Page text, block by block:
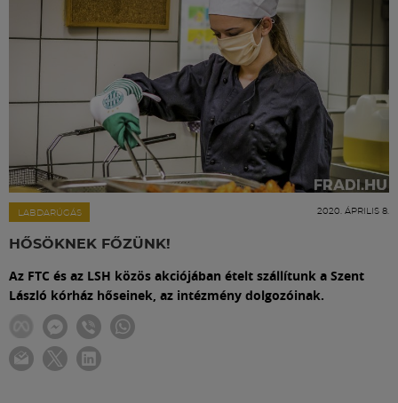
LABDARÚGÁS 2020. ÁPRILIS 8.
HŐSÖKNEK FŐZÜNK!
Az FTC és az LSH közös akciójában ételt szállítunk a Szent
László kórház hőseinek, az intézmény dolgozóinak.
FM YouTube +
Hírek
Labdarúgás
Szakosztályok
Meccscenter